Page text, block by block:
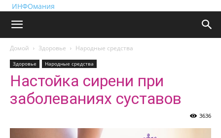
ИНФОмания
Домой Здоровье Народные средства
Здоровье Народные средства
Настойка сирени при
заболеваниях суставов
3636